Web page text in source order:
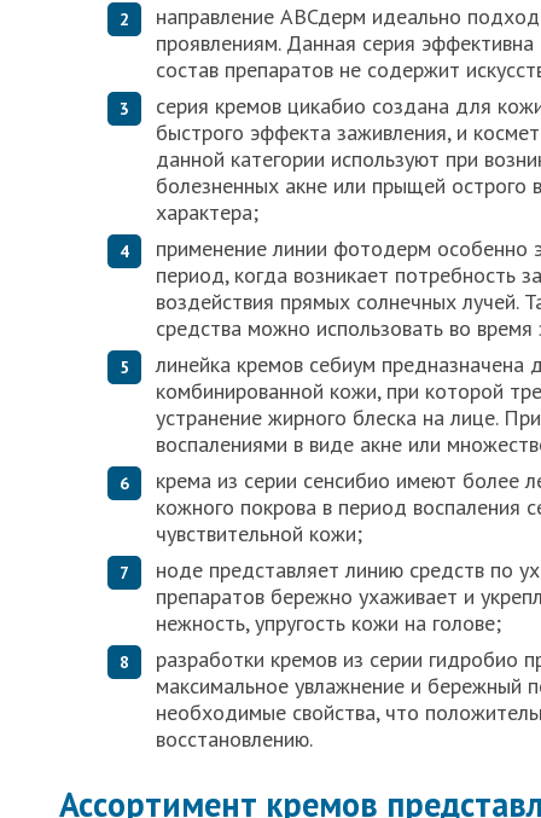
направление АВСдерм идеально
проявлениям. Данная серия
состав препаратов не содержит
серия кремов цикабио создана для
быстрого эффекта заживления, и
данной категории используют при
болезненных акне или прыщей острого
характера;
применение линии фотодерм особенно
период, когда возникает потребность
воздействия прямых солнечных лучей.
средства можно использовать во время
линейка кремов себиум предназначена
комбинированной кожи, при которой
устранение жирного блеска на лице.
воспалениями в виде акне или
крема из серии сенсибио имеют более
кожного покрова в период воспаления
чувствительной кожи;
ноде представляет линию средств по
препаратов бережно ухаживает и
нежность, упругость кожи на голове;
разработки кремов из серии гидробио
максимальное увлажнение и бережный
необходимые свойства, что
восстановлению.
Ассортимент кремов